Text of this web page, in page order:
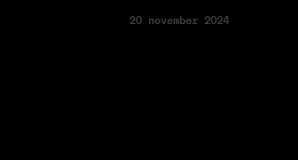
20 november 2024